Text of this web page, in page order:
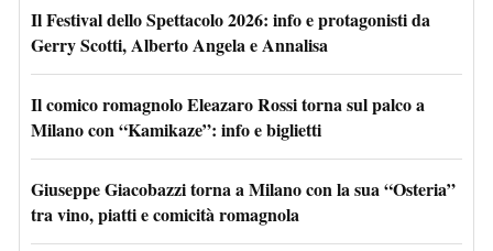
Il Festival dello Spettacolo 2026: info e protagonisti da
Gerry Scotti, Alberto Angela e Annalisa
Il comico romagnolo Eleazaro Rossi torna sul palco a
Milano con “Kamikaze”: info e biglietti
Giuseppe Giacobazzi torna a Milano con la sua “Osteria”
tra vino, piatti e comicità romagnola